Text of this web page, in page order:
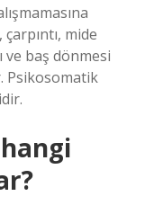
mide
ve baş dönmesi
Psikosomatik